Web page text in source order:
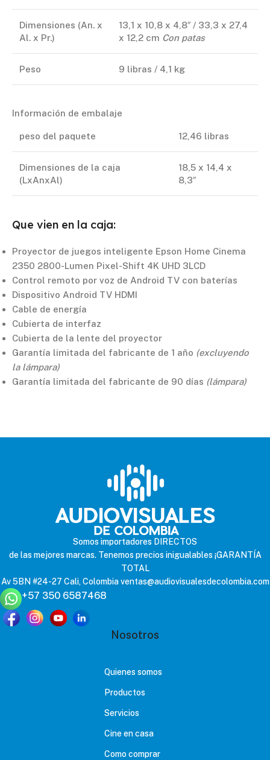
Dimensiones (An. x
Al. x Pr.)
13,1 x 10,8 x 4,8″ / 33,3 x 27,4
x 12,2 cm Con patas
Peso 9 libras / 4,1 kg
Información de embalaje
peso del paquete 12,46 libras
Dimensiones de la caja
(LxAnxAl)
18,5 x 14,4 x
8,3″
Que vien en la caja:
Proyector de juegos inteligente Epson Home Cinema
2350 2800-Lumen Pixel-Shift 4K UHD 3LCD
Control remoto por voz de Android TV con baterías
Dispositivo Android TV HDMI
Cable de energía
Cubierta de interfaz
Cubierta de la lente del proyector
Garantía limitada del fabricante de 1 año (excluyendo
la lámpara)
Garantía limitada del fabricante de 90 días (lámpara)
Somos importadores DIRECTOS
de las mejores marcas. Tenemos precios inigualables ¡GARANTÍA
TOTAL
Av 5BN #24-27 Cali, Colombiaventas@audiovisualesdecolombia.com
+57 350 6587468
Nosotros
Quienes somos
Productos
Servicios
Cine en casa
Como comprar